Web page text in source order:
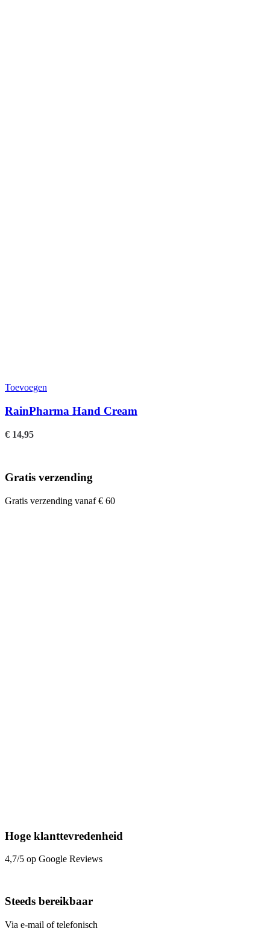
Toevoegen
RainPharma Hand Cream
€ 14,95
Gratis verzending
Gratis verzending vanaf € 60
Hoge klanttevredenheid
4,7/5 op Google Reviews
Steeds bereikbaar
Via e-mail of telefonisch